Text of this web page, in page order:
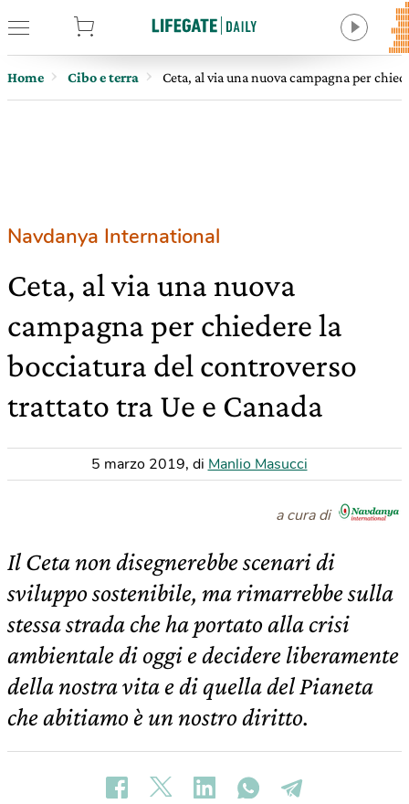
Home Cibo e terra Ceta, al via una nuova campagna per
Navdanya International
Ceta, al via una nuova
campagna per chiedere la
bocciatura del controverso
trattato tra Ue e Canada
5 marzo 2019, di Manlio Masucci
a cura di
Il Ceta non disegnerebbe scenari di
sviluppo sostenibile, ma rimarrebbe sulla
stessa strada che ha portato alla crisi
ambientale di oggi e decidere liberamente
della nostra vita e di quella del Pianeta
che abitiamo è un nostro diritto.